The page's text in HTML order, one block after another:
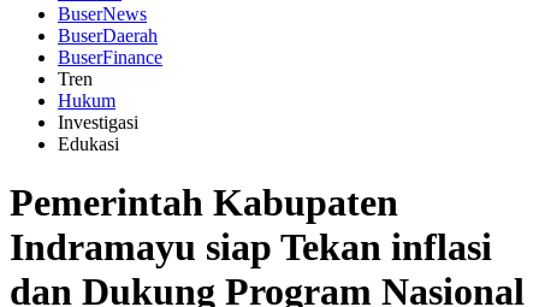
BuserNews
BuserDaerah
BuserFinance
Tren
Hukum
Investigasi
Edukasi
Pemerintah Kabupaten
Indramayu siap Tekan inflasi
dan Dukung Program Nasional